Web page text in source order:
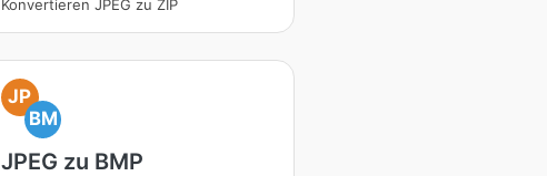
Konvertieren JPEG zu ZIP
JP
BM
JPEG zu BMP